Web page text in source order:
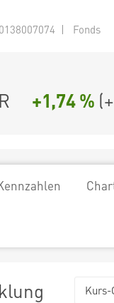
| Fonds
+1,74 % (
Kurs-